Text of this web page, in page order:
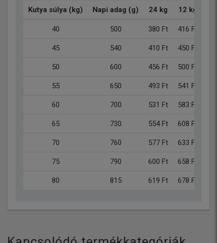
Kutya súlya (kg) Napi adag (g) 24 kg 12 kg
40 500 380 Ft 416 Ft
45 540 410 Ft 450 Ft
50 600 456 Ft 500 Ft
55 650 493 Ft 541 Ft
60 700 531 Ft 583 Ft
65 730 554 Ft 608 Ft
70 760 577 Ft 633 Ft
75 790 600 Ft 658 Ft
80 815 619 Ft 678 Ft